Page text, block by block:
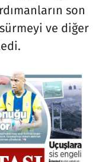
son
ve diğer